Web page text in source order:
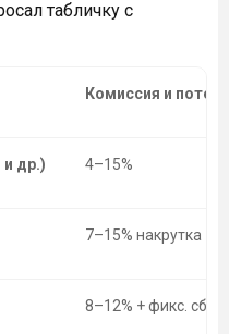
табличку с
Комиссия и потери
и др.) 4–15%
7–15% накрутка
8–12% + фикс. сбор